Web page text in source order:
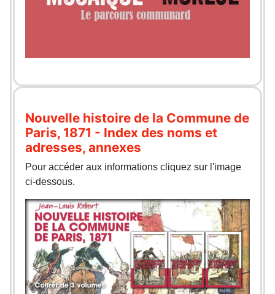
Nouvelle histoire de la Commune de
Paris, 1871 - Index des noms et
adresses, annexes
Pour accéder aux informations cliquez sur l'image
ci-dessous.